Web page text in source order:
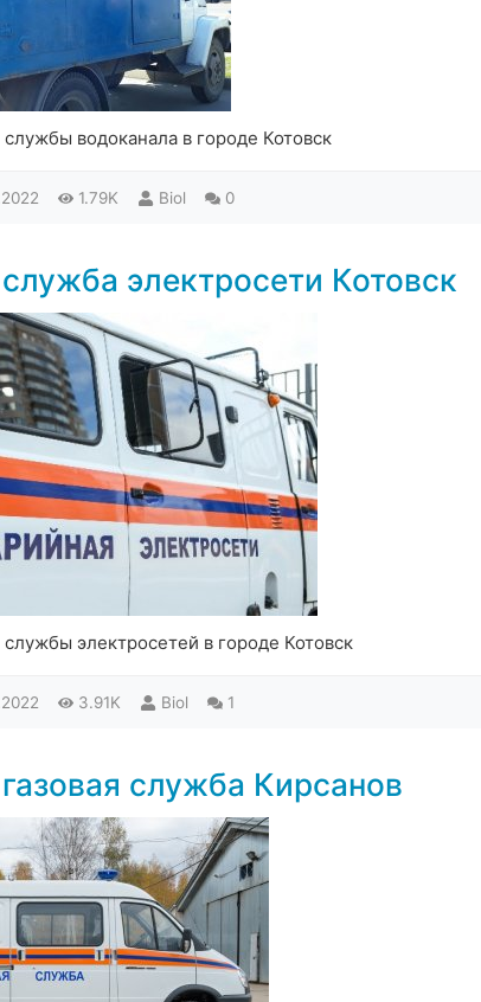
водоканала в городе Котовск
1.79K Biol 0
электросети Котовск
электросетей в городе Котовск
3.91K Biol 1
служба Кирсанов